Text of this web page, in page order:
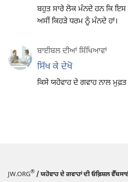
ਬਹੁਤ ਸਾਰੇ ਲੋਕ ਮੰਨਦੇ ਹਨ ਕਿ ਇਸ
ਅਸੀਂ ਕਿਹੜੇ ਧਰਮ ਨੂੰ ਮੰਨਦੇ ਹਾਂ।
ਬਾਈਬਲ ਦੀਆਂ ਸਿੱਖਿਆਵਾਂ
ਸਿੱਖ ਕੇ ਦੇਖੋ
ਕਿਸੇ ਯਹੋਵਾਹ ਦੇ ਗਵਾਹ ਨਾਲ
JW.ORG® / ਯਹੋਵਾਹ ਦੇ ਗਵਾਹਾਂ ਦੀ ਓਫ਼ਿਸ਼ਲ